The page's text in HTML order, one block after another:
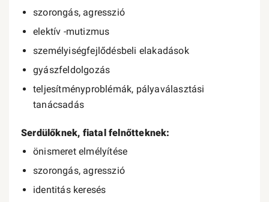
szorongás, agresszió
elektív -mutizmus
személyiségfejlődésbeli elakadások
gyászfeldolgozás
teljesítményproblémák, pályaválasztási
tanácsadás
Serdülőknek, fiatal felnőtteknek:
önismeret elmélyítése
szorongás, agresszió
identitás keresés